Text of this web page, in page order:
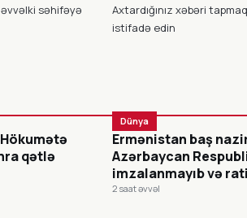
səhifəyə
Axtardığınız xəbəri
istifadə edin
qətlə
Dünya
Ermənistan baş
Azərbaycan
imzalanmayıb və
2 saat əvvəl